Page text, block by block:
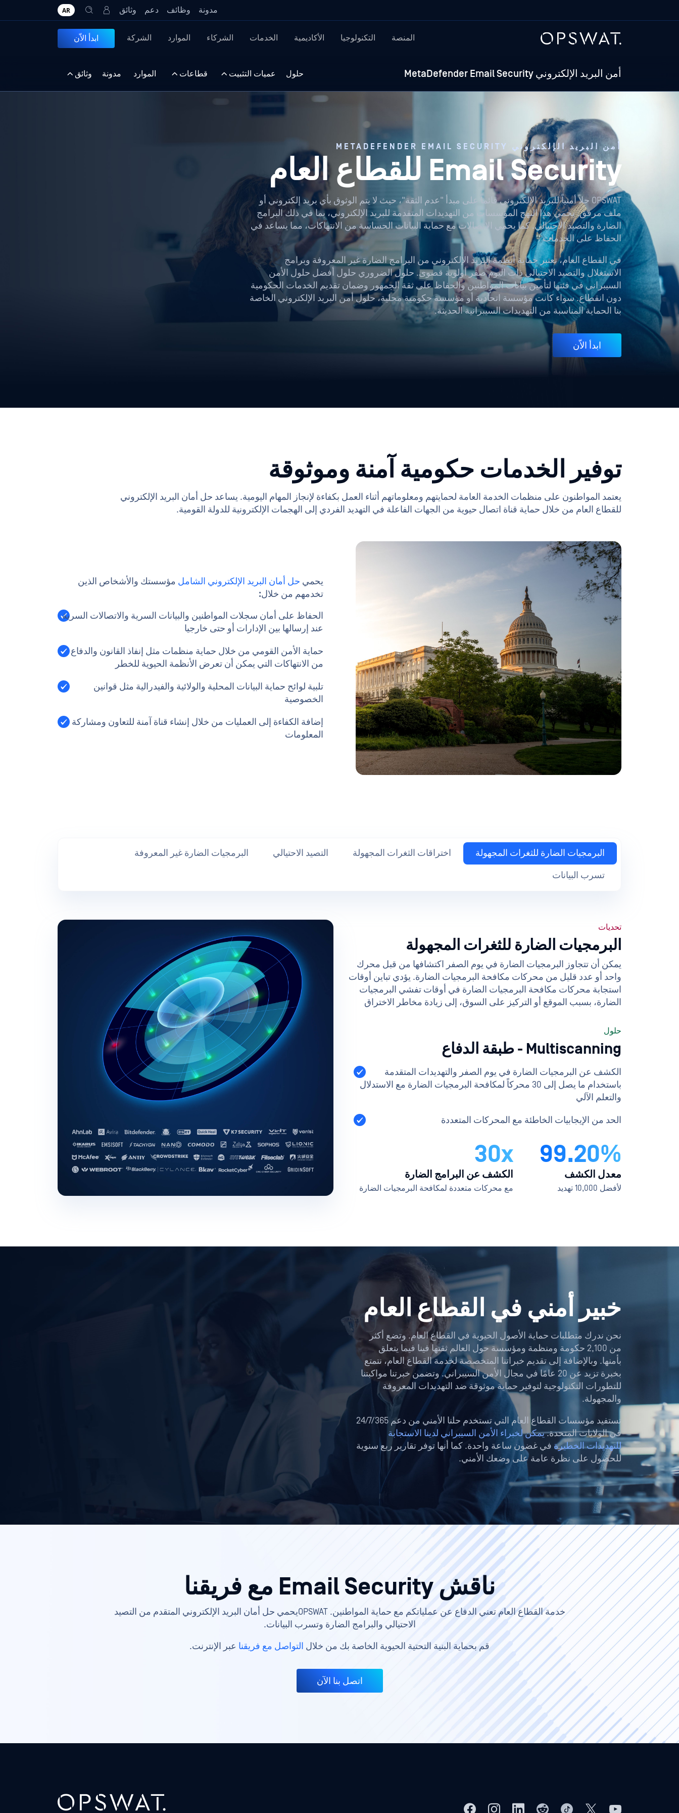
مدونة وظائف دعم وثائق AR
المنصة التكنولوجيا الأكاديمية الخدمات الشركاء الموارد الشركة ابدأ الاّن
أمن البريد الإلكتروني MetaDefender Email Security حلول عميات التثبيت قطاعات الموارد مدونة وثائق
أمن البريد الإلكتروني METADEFENDER EMAIL SECURITY
Email Security للقطاع العام
OPSWAT حلاً أمنياً للبريد الإلكتروني قائماً على مبدأ "عدم الثقة"، حيث لا يتم الوثوق بأي بريد إلكتروني أو
ملف مرفق. يحمي هذا النهج المؤسسات من التهديدات المتقدمة للبريد الإلكتروني، بما في ذلك البرامج
الضارة والتصيد الاحتيالي. كما يحمي الاتصالات مع حماية البيانات الحساسة من الانتهاكات، مما يساعد في
الحفاظ على الخدمات .
في القطاع العام، تعتبر حماية أنظمة البريد الإلكتروني من البرامج الضارة غير المعروفة وبرامج
الاستغلال والتصيد الاحتيالي ذات اليوم صفر أولوية قصوى. حلول الضروري حلول أفضل حلول الأمن
السيبراني في فئتها لتأمين بيانات المواطنين والحفاظ على ثقة الجمهور وضمان تقديم الخدمات الحكومية
دون انقطاع. سواء كانت مؤسسة اتحادية أو مؤسسة حكومية محلية، حلول أمن البريد الإلكتروني الخاصة
بنا الحماية المناسبة من التهديدات السيبرانية الحديثة.
ابدأ الاّن
توفير الخدمات حكومية آمنة وموثوقة
يعتمد المواطنون على منظمات الخدمة العامة لحمايتهم ومعلوماتهم أثناء العمل بكفاءة لإنجاز المهام اليومية. يساعد حل أمان البريد الإلكتروني
للقطاع العام من خلال حماية قناة اتصال حيوية من الجهات الفاعلة في التهديد الفردي إلى الهجمات الإلكترونية للدولة القومية.
يحمي حل أمان البريد الإلكتروني الشامل مؤسستك والأشخاص الذين
تخدمهم من خلال:
الحفاظ على أمان سجلات المواطنين والبيانات السرية والاتصالات السرية
عند إرسالها بين الإدارات أو حتى خارجيا
حماية الأمن القومي من خلال حماية منظمات مثل إنفاذ القانون والدفاع
من الانتهاكات التي يمكن أن تعرض الأنظمة الحيوية للخطر
تلبية لوائح حماية البيانات المحلية والولائية والفيدرالية مثل قوانين
الخصوصية
إضافة الكفاءة إلى العمليات من خلال إنشاء قناة آمنة للتعاون ومشاركة
المعلومات
البرمجيات الضارة للثغرات المجهولة اختراقات الثغرات المجهولة التصيد الاحتيالي البرمجيات الضارة غير المعروفة
تسرب البيانات
تحديات
البرمجيات الضارة للثغرات المجهولة
يمكن أن تتجاوز البرمجيات الضارة في يوم الصفر اكتشافها من قبل محرك
واحد أو عدد قليل من محركات مكافحة البرمجيات الضارة. يؤدي تباين أوقات
استجابة محركات مكافحة البرمجيات الضارة في أوقات تفشي البرمجيات
الضارة، بسبب الموقع أو التركيز على السوق، إلى زيادة مخاطر الاختراق
حلول
Multiscanning - طبقة الدفاع
الكشف عن البرمجيات الضارة في يوم الصفر والتهديدات المتقدمة
باستخدام ما يصل إلى 30 محركاً لمكافحة البرمجيات الضارة مع الاستدلال
والتعلم الآلي
الحد من الإيجابيات الخاطئة مع المحركات المتعددة
99.20%
معدل الكشف
لأفضل 10,000 تهديد
30x
الكشف عن البرامج الضارة
مع محركات متعددة لمكافحة البرمجيات الضارة
خبير أمني في القطاع العام
نحن ندرك متطلبات حماية الأصول الحيوية في القطاع العام. وتضع أكثر
من 2,100 حكومة ومنظمة ومؤسسة حول العالم ثقتها فينا فيما يتعلق
بأمنها. وبالإضافة إلى تقديم خبراتنا المتخصصة لخدمة القطاع العام، نتمتع
بخبرة تزيد عن 20 عامًا في مجال الأمن السيبراني. وتضمن خبرتنا مواكبتنا
للتطورات التكنولوجية لتوفير حماية موثوقة ضد التهديدات المعروفة
والمجهولة.
تستفيد مؤسسات القطاع العام التي تستخدم حلنا الأمني من دعم 24/7/365
في الولايات المتحدة.يمكن لخبراء الأمن السيبراني لدينا الاستجابة
للتهديدات الخطيرة في غضون ساعة واحدة. كما أنها توفر تقارير ربع سنوية
للحصول على نظرة عامة على وضعك الأمني.
ناقش Email Security مع فريقنا
خدمة القطاع العام تعني الدفاع عن عملياتكم مع حماية المواطنين. OPSWATيحمي حل أمان البريد الإلكتروني المتقدم من التصيد
الاحتيالي والبرامج الضارة وتسرب البيانات.
قم بحماية البنية التحتية الحيوية الخاصة بك من خلال التواصل مع فريقنا عبر الإنترنت.
اتصل بنا الآن